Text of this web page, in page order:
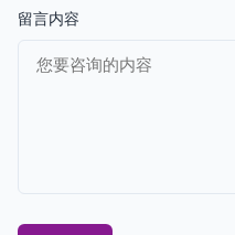
留言内容